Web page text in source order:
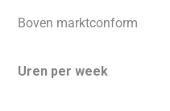
Boven marktconform
Uren per week